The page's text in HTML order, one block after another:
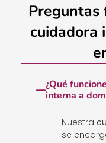
Preguntas
cuidadora
¿Qué
interna a
Nuestra
se